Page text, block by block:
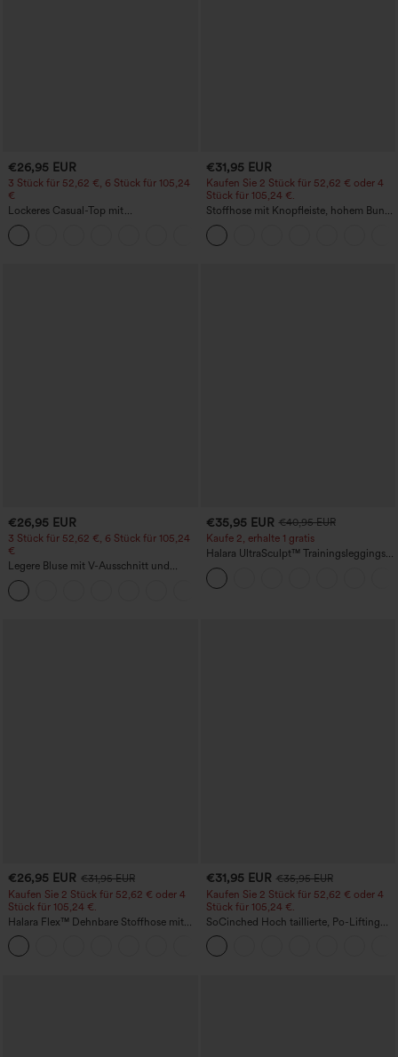
€26,95 EUR
3 Stück für 52,62 €, 6 Stück für 105,24
€
Lockeres Casual-Top mit
Rundhalsausschnitt und
Fledermausärmeln
€31,95 EUR
Kaufen Sie 2 Stück für 52,62 € oder 4
Stück für 105,24 €.
Stoffhose mit Knopfleiste, hohem Bund,
mehreren Taschen und geradem Bein
€26,95 EUR
3 Stück für 52,62 €, 6 Stück für 105,24
€
Legere Bluse mit V-Ausschnitt und
kurzen Puffärmeln
€35,95 EUR €40,95 EUR
Kaufe 2, erhalte 1 gratis
Halara UltraSculpt™ Trainingsleggings
mit hohem Bund – raffende Push-up-
Po-Form, Bauchkontrolle, Taschen und
formende Passform
€26,95 EUR €31,95 EUR
Kaufen Sie 2 Stück für 52,62 € oder 4
Stück für 105,24 €.
Halara Flex™ Dehnbare Stoffhose mit
hohem Bund, Waffelmuster,
Seitentaschen und weitem Bein
€31,95 EUR €35,95 EUR
Kaufen Sie 2 Stück für 52,62 € oder 4
Stück für 105,24 €.
SoCinched Hoch taillierte, Po-Lifting
7/8-Trainingsleggings mit
Bauchkontrolle und Seitentaschen